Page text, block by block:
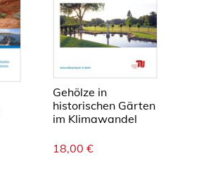
Gehölze in
historischen Gärten
im Klimawandel
18,00 €